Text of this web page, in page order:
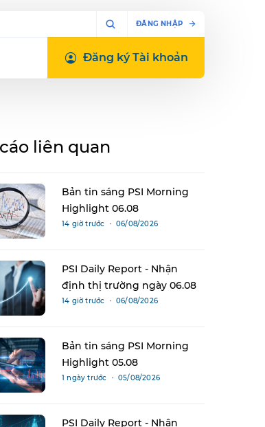
ĐĂNG NHẬP
Đăng kýTài khoản
liên quan
Bản tin sáng PSI Morning
Highlight 06.08
14 giờ trước ・ 06/08/2026
PSI Daily Report - Nhận
định thị trường ngày 06.08
14 giờ trước ・ 06/08/2026
Bản tin sáng PSI Morning
Highlight 05.08
1 ngày trước ・ 05/08/2026
PSI Daily Report - Nhận